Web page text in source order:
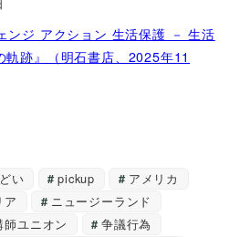
ンジ アクション 生活保護 － 生活
軌跡』（明石書店、2025年11
い pickup
アメリカ
ア
ニュージーランド
ユニオン
争議行為